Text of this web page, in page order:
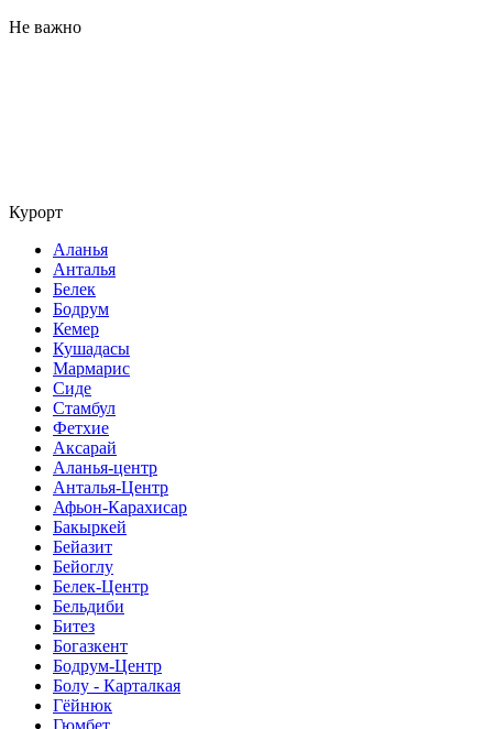
Не важно
Курорт
Аланья
Анталья
Белек
Бодрум
Кемер
Кушадасы
Мармарис
Сиде
Стамбул
Фетхие
Аксарай
Аланья-центр
Анталья-Центр
Афьон-Карахисар
Бакыркей
Бейазит
Бейоглу
Белек-Центр
Бельдиби
Битез
Богазкент
Бодрум-Центр
Болу - Карталкая
Гёйнюк
Гюмбет